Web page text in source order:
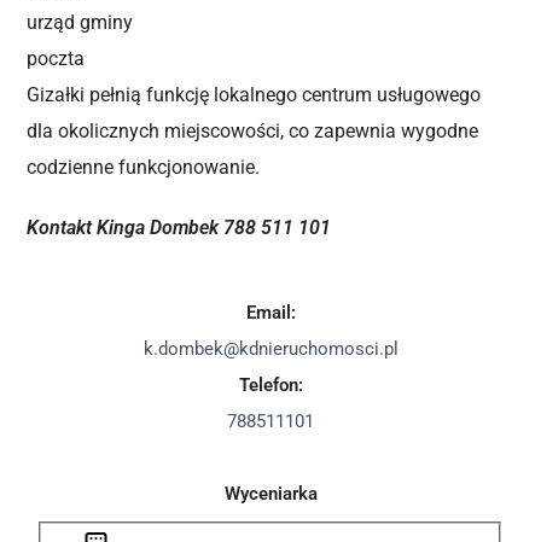
urząd gminy
poczta
Gizałki pełnią funkcję lokalnego centrum usługowego
dla okolicznych miejscowości, co zapewnia wygodne
codzienne funkcjonowanie.
Kontakt Kinga Dombek 788 511 101
Email:
k.dombek@kdnieruchomosci.pl
Telefon:
788511101
Wyceniarka